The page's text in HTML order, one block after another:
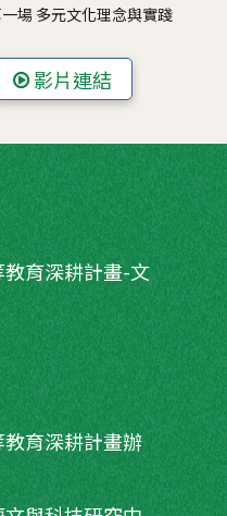
場 多元文化理念與實踐
影片連結
育深耕計畫-文
育深耕計畫辦